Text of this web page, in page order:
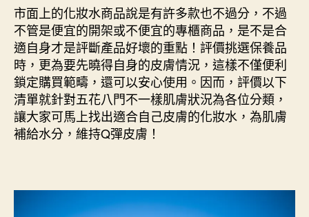
者
佈
日
期
市面上的化妝水商品說是有許多款也不過分，不過
不管是便宜的開架或不便宜的專櫃商品，是不是合
適自身才是評斷產品好壞的重點！評價挑選保養品
時，更為要先曉得自身的皮膚情況，這樣不僅便利
鎖定購買範疇，還可以安心使用。因而，評價以下
清單就針對五花八門不一樣肌膚狀況為各位分類，
讓大家可馬上找出適合自己皮膚的化妝水，為肌膚
補給水分，維持Q彈皮膚！